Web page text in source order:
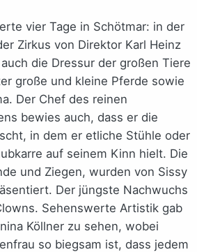
vier Tage in Schötmar: in der
Zirkus von Direktor Karl Heinz
die Dressur der großen Tiere
große und kleine Pferde sowie
Der Chef des reinen
bewies auch, dass er die
in dem er etliche Stühle oder
auf seinem Kinn hielt. Die
und Ziegen, wurden von Sissy
Der jüngste Nachwuchs
Sehenswerte Artistik gab
Köllner zu sehen, wobei
so biegsam ist, dass jedem